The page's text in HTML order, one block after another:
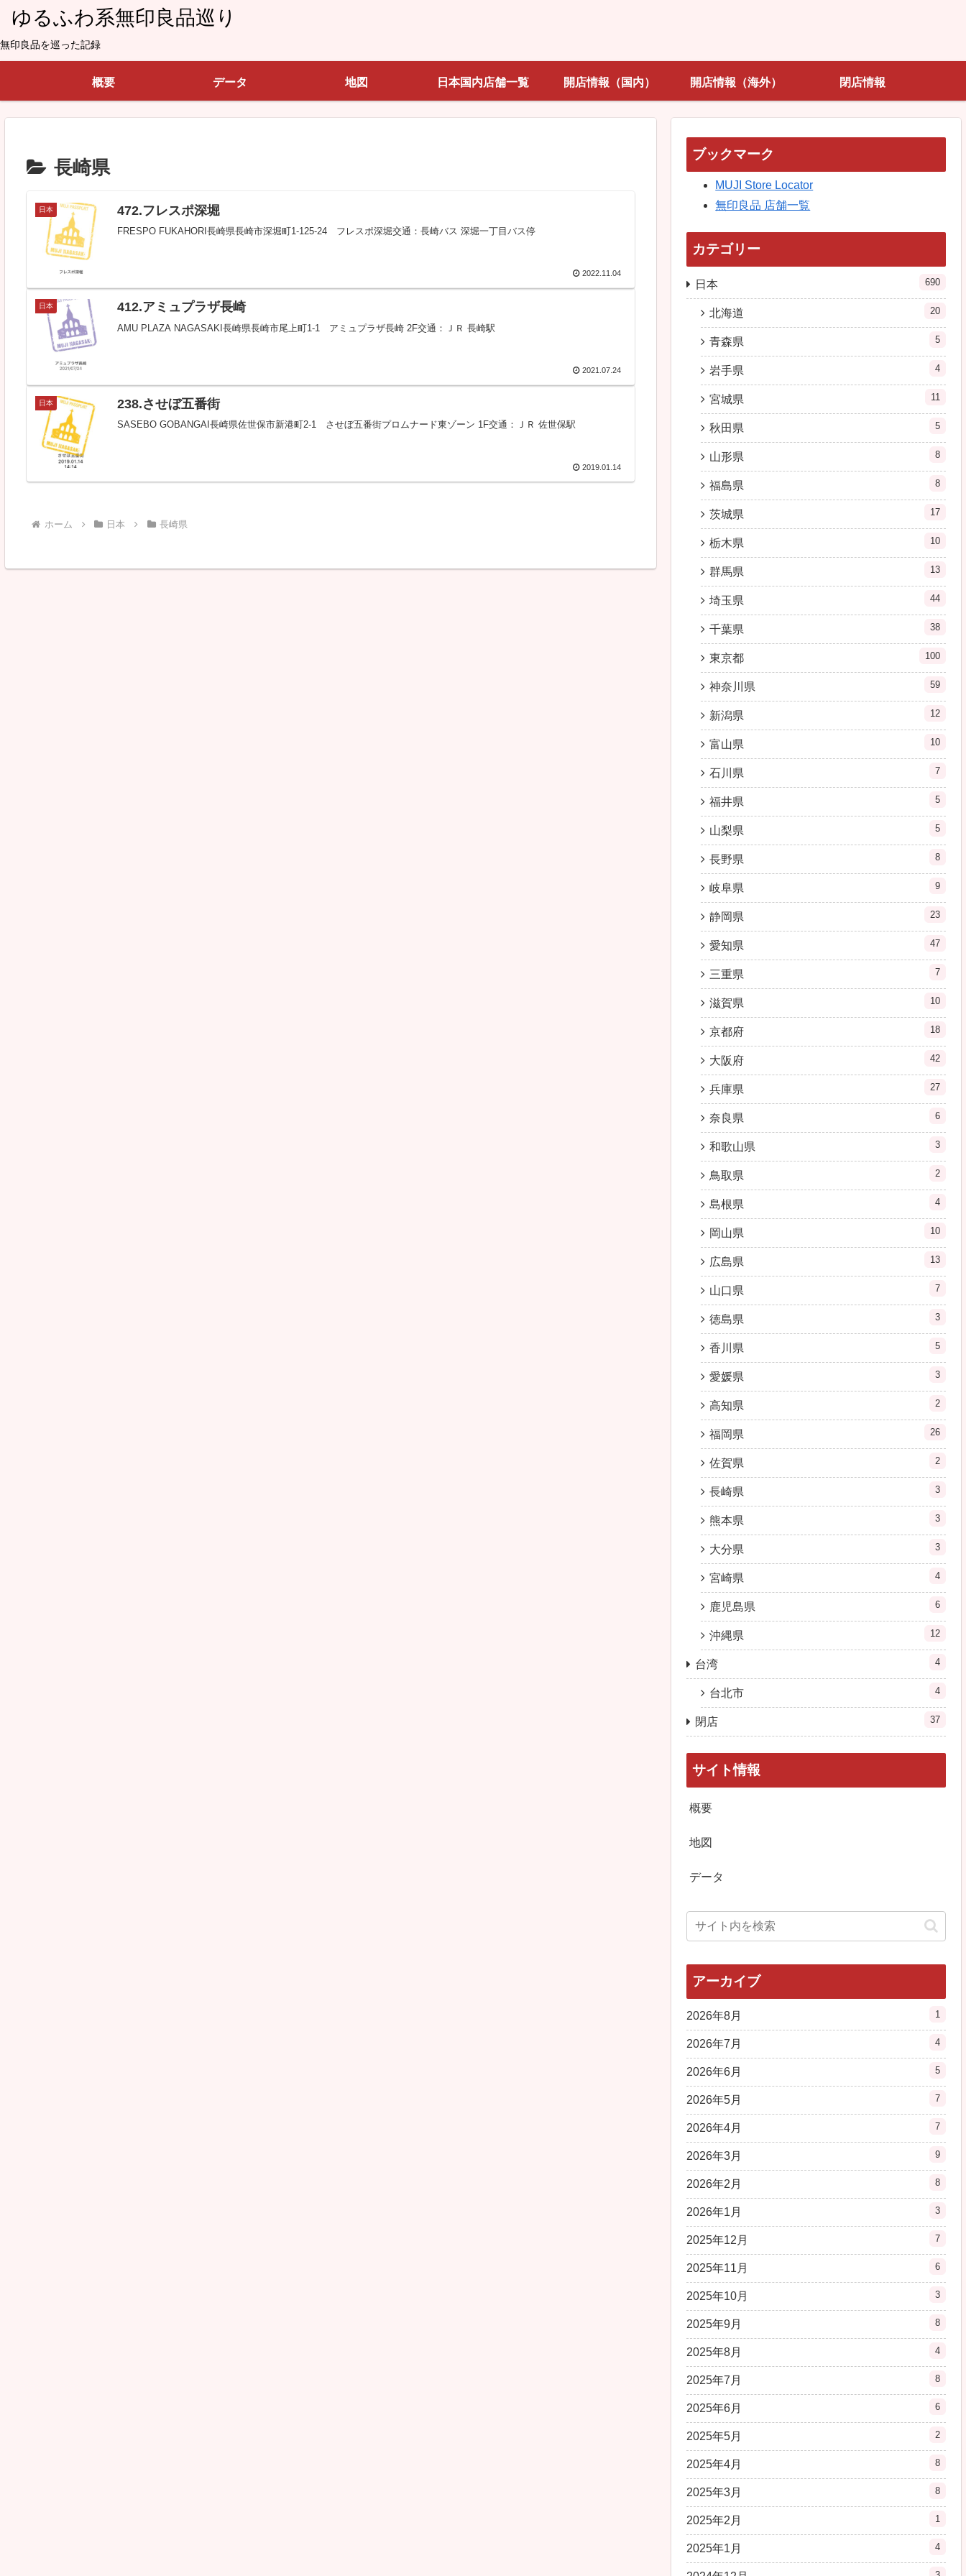
ゆるふわ系無印良品巡り
無印良品を巡った記録
概要 データ 地図 日本国内店舗一覧 開店情報（国内） 開店情報（海外） 閉店情報
長崎県
日本 472.フレスポ深堀
FRESPO FUKAHORI長崎県長崎市深堀町1-125-24 フレスポ深堀交通：長崎バス 深堀一丁目バス停
2022.11.04
日本 412.アミュプラザ長崎
AMU PLAZA NAGASAKI長崎県長崎市尾上町1-1 アミュプラザ長崎 2F交通：ＪＲ 長崎駅
2021.07.24
日本 238.させぼ五番街
SASEBO GOBANGAI長崎県佐世保市新港町2-1 させぼ五番街プロムナード東ゾーン 1F交通：ＪＲ 佐世保駅
2019.01.14
ホーム 日本 長崎県
ブックマーク
MUJI Store Locator
無印良品 店舗一覧
カテゴリー
日本 690
北海道 20
青森県 5
岩手県 4
宮城県 11
秋田県 5
山形県 8
福島県 8
茨城県 17
栃木県 10
群馬県 13
埼玉県 44
千葉県 38
東京都 100
神奈川県 59
新潟県 12
富山県 10
石川県 7
福井県 5
山梨県 5
長野県 8
岐阜県 9
静岡県 23
愛知県 47
三重県 7
滋賀県 10
京都府 18
大阪府 42
兵庫県 27
奈良県 6
和歌山県 3
鳥取県 2
島根県 4
岡山県 10
広島県 13
山口県 7
徳島県 3
香川県 5
愛媛県 3
高知県 2
福岡県 26
佐賀県 2
長崎県 3
熊本県 3
大分県 3
宮崎県 4
鹿児島県 6
沖縄県 12
台湾 4
台北市 4
閉店 37
サイト情報
概要
地図
データ
アーカイブ
2026年8月 1
2026年7月 4
2026年6月 5
2026年5月 7
2026年4月 7
2026年3月 9
2026年2月 8
2026年1月 3
2025年12月 7
2025年11月 6
2025年10月 3
2025年9月 8
2025年8月 4
2025年7月 8
2025年6月 6
2025年5月 2
2025年4月 8
2025年3月 8
2025年2月 1
2025年1月 4